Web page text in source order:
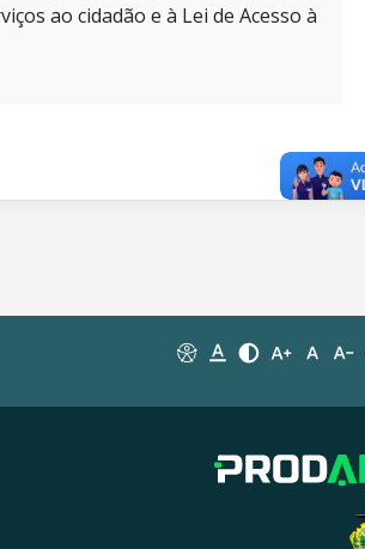
ao cidadão e à Lei de Acesso à